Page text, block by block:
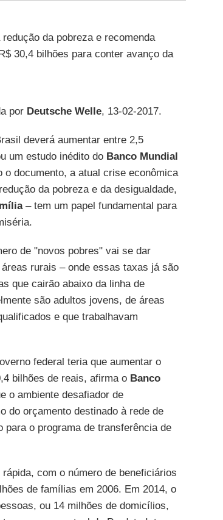
da pobreza e recomenda
30,4 bilhões para conter avanço da
por Deutsche Welle, 13-02-2017.
deverá aumentar entre 2,5
um estudo inédito do Banco Mundial
o documento, a atual crise econômica
da pobreza e da desigualdade,
– tem um papel fundamental para
de "novos pobres" vai se dar
rurais – onde essas taxas já são
que cairão abaixo da linha de
são adultos jovens, de áreas
e que trabalhavam
federal teria que aumentar o
bilhões de reais, afirma o Banco
o ambiente desafiador de
do orçamento destinado à rede de
o programa de transferência de
com o número de beneficiários
de famílias em 2006. Em 2014, o
ou 14 milhões de domicílios,